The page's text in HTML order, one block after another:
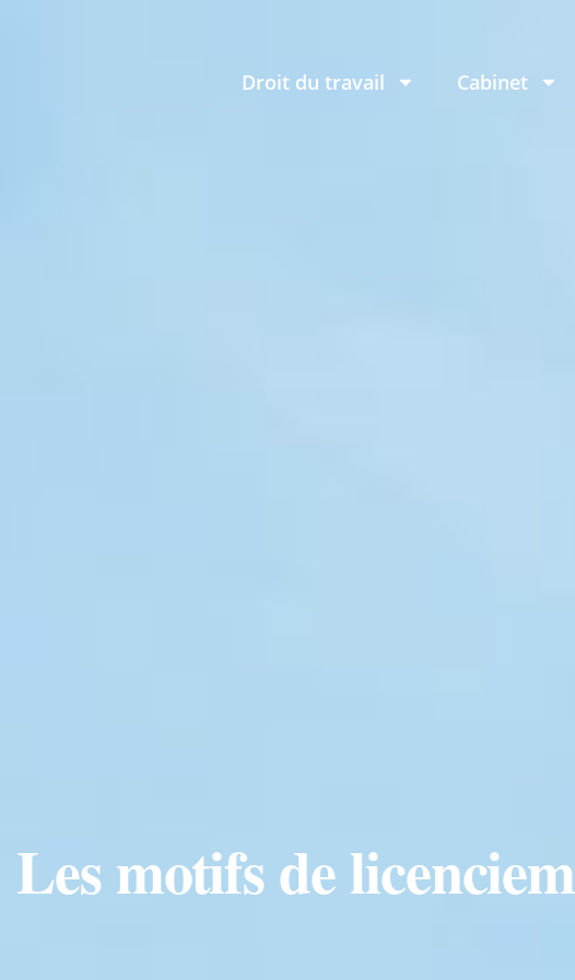
Droit du travail Cabinet
Les motifs de